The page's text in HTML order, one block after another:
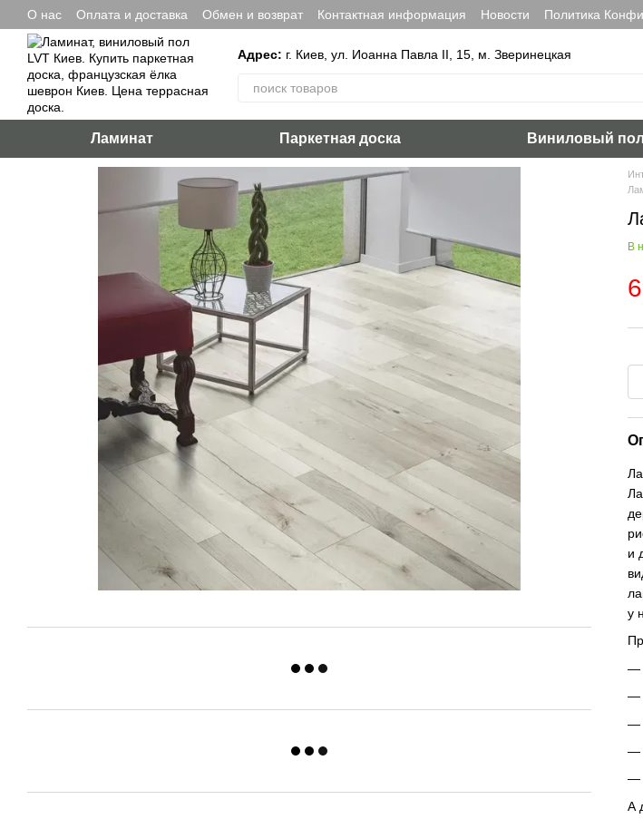
Перейти к основному контенту
О нас Оплата и доставка Обмен и возврат Контактная информация Новости Политика
Адрес: г. Киев, ул. Иоанна Павла ІІ, 15, м. Зверинецкая
Ламинат Паркетная доска Виниловый
В
и
у
А